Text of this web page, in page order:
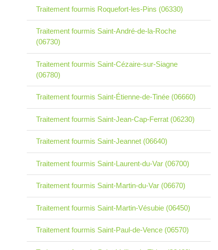
Traitement fourmis Roquefort-les-Pins (06330)
Traitement fourmis Saint-André-de-la-Roche
(06730)
Traitement fourmis Saint-Cézaire-sur-Siagne
(06780)
Traitement fourmis Saint-Étienne-de-Tinée (06660)
Traitement fourmis Saint-Jean-Cap-Ferrat (06230)
Traitement fourmis Saint-Jeannet (06640)
Traitement fourmis Saint-Laurent-du-Var (06700)
Traitement fourmis Saint-Martin-du-Var (06670)
Traitement fourmis Saint-Martin-Vésubie (06450)
Traitement fourmis Saint-Paul-de-Vence (06570)